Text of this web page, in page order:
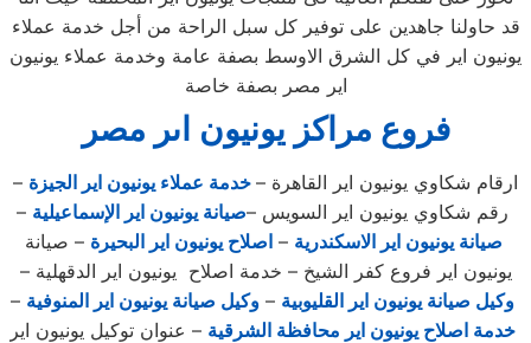
قد حاولنا جاهدين على توفير كل سبل الراحة من أجل خدمة عملاء
يونيون اير في كل الشرق الاوسط بصفة عامة وخدمة عملاء يونيون
اير مصر بصفة خاصة
فروع مراكز يونيون اىر مصر
ارقام شكاوي يونيون اير القاهرة – خدمة عملاء يونيون اير الجيزة –
رقم شكاوي يونيون اير السويس –صيانة يونيون اير الإسماعيلية –
صيانة يونيون اير الاسكندرية –اصلاح يونيون اير البحيرة – صيانة
يونيون اير فروع كفر الشيخ – خدمة اصلاح يونيون اير الدقهلية –
وكيل صيانة يونيون اير القليوبية – وكيل صيانة يونيون اير المنوفية –
خدمة اصلاح يونيون اير محافظة الشرقية – عنوان توكيل يونيون اير